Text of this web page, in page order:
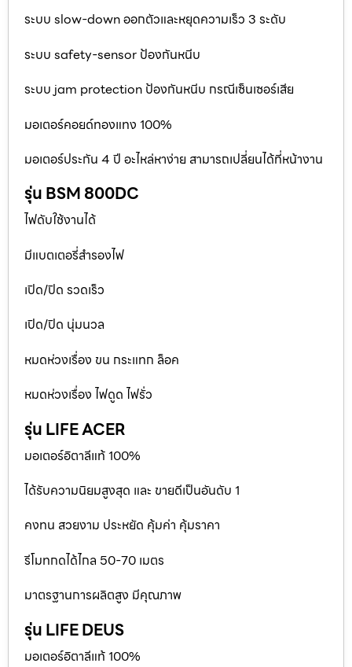
ระบบ slow-down ออกตัวและหยุดความเร็ว 3 ระดับ
ระบบ safety-sensor ป้องกันหนีบ
ระบบ jam protection ป้องกันหนีบ กรณีเซ็นเซอร์เสีย
มอเตอร์คอยด์ทองแทง 100%
มอเตอร์ประกัน 4 ปี อะไหล่หาง่าย สามารถเปลี่ยนได้ที่หน้างาน
รุ่น BSM 800DC
ไฟดับใช้งานได้
มีแบตเตอรี่สำรองไฟ
เปิด/ปิด รวดเร็ว
เปิด/ปิด นุ่มนวล
หมดห่วงเรื่อง ขน กระแทก ล็อค
หมดห่วงเรื่อง ไฟดูด ไฟรั่ว
รุ่น LIFE ACER
มอเตอร์อิตาลีแท้ 100%
ได้รับความนิยมสูงสุด และ ขายดีเป็นอันดับ 1
คงทน สวยงาม ประหยัด คุ้มค่า คุ้มราคา
รีโมทกดได้ไกล 50-70 เมตร
มาตรฐานการผลิตสูง มีคุณภาพ
รุ่น LIFE DEUS
มอเตอร์อิตาลีแท้ 100%